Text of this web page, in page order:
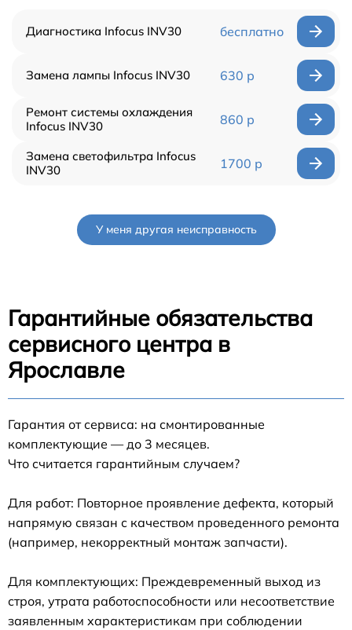
Диагностика Infocus INV30 бесплатно
Замена лампы Infocus INV30 630 р
Ремонт системы охлаждения
Infocus INV30
860 р
Замена светофильтра Infocus
INV30
1700 р
У меня другая неисправность
Гарантийные обязательства
сервисного центра в
Ярославле
Гарантия от сервиса: на смонтированные
комплектующие — до 3 месяцев.
Что считается гарантийным случаем?
Для работ: Повторное проявление дефекта, который
напрямую связан с качеством проведенного ремонта
(например, некорректный монтаж запчасти).
Для комплектующих: Преждевременный выход из
строя, утрата работоспособности или несоответствие
заявленным характеристикам при соблюдении